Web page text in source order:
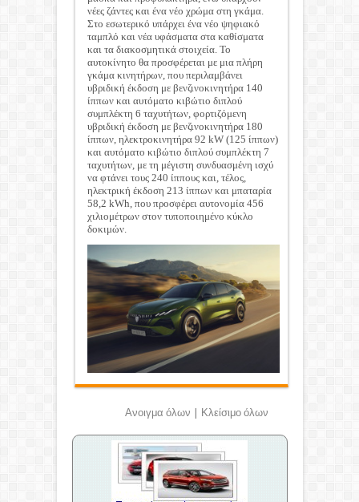
νέες ζάντες και ένα νέο χρώμα στη γκάμα.
Στο εσωτερικό υπάρχει ένα νέο ψηφιακό
ταμπλό και νέα υφάσματα στα καθίσματα
και τα διακοσμητικά στοιχεία. Το
αυτοκίνητο θα προσφέρεται με μια πλήρη
γκάμα κινητήρων, που περιλαμβάνει
υβριδική έκδοση με βενζινοκινητήρα 140
ίππων και αυτόματο κιβώτιο διπλού
συμπλέκτη 6 ταχυτήτων, φορτιζόμενη
υβριδική έκδοση με βενζινοκινητήρα 180
ίππων, ηλεκτροκινητήρα 92 kW (125 ίππων)
και αυτόματο κιβώτιο διπλού συμπλέκτη 7
ταχυτήτων, με τη μέγιστη συνδυασμένη ισχύ
να φτάνει τους 240 ίππους και, τέλος,
ηλεκτρική έκδοση 213 ίππων και μπαταρία
58,2 kWh, που προσφέρει αυτονομία 456
χιλιομέτρων στον τυποποιημένο κύκλο
δοκιμών.
Ανοιγμα όλων Κλείσιμο όλων